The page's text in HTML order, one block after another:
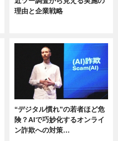
理由と企業戦略
“デジタル慣れ”の若者ほど危
険？AIで巧妙化するオンライ
ン詐欺への対策…